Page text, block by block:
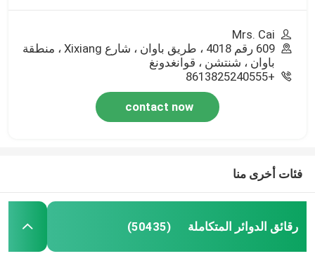
Mrs. Cai
609 رقم 4018 ، طريق باوان ، شارع Xixiang ، منطقة
باوان ، شنتشن ، قوانغدونغ
+8613825240555
contact now
فئات أخرى منا
رقائق الدوائر المتكاملة (50435)